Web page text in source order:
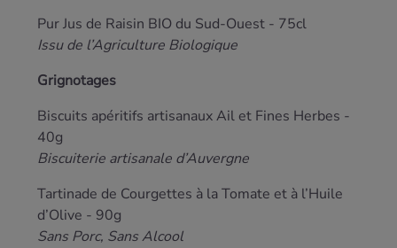
Pur Jus de Raisin BIO du Sud-Ouest - 75cl
Issu de l’Agriculture Biologique
Grignotages
Biscuits apéritifs artisanaux Ail et Fines Herbes -
40g
Biscuiterie artisanale d’Auvergne
Tartinade de Courgettes à la Tomate et à l’Huile
d’Olive - 90g
Sans Porc, Sans Alcool